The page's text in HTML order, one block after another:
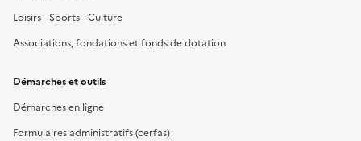
Loisirs - Sports - Culture
Associations, fondations et fonds de dotation
Démarches et outils
Démarches en ligne
Formulaires administratifs (cerfas)